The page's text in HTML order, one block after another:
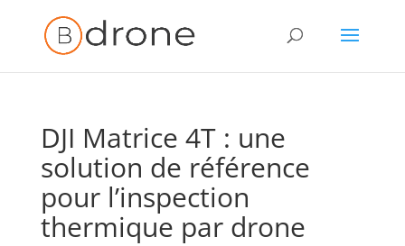
DJI Matrice 4T : une
solution de référence
pour l’inspection
thermique par drone